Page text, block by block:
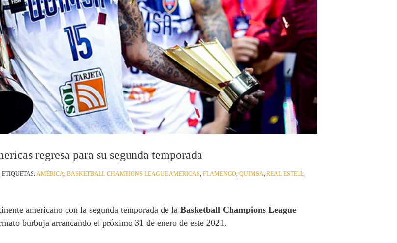
regresa para su segunda temporada
ETIQUETAS:AMÉRICA, BASKETBALL CHAMPIONS LEAGUE AMERICAS, FLAMENGO, QUIMSA, REAL ESTELÍ,
americano con la segunda temporada de la Basketball Champions League
burbuja arrancando el próximo 31 de enero de este 2021.